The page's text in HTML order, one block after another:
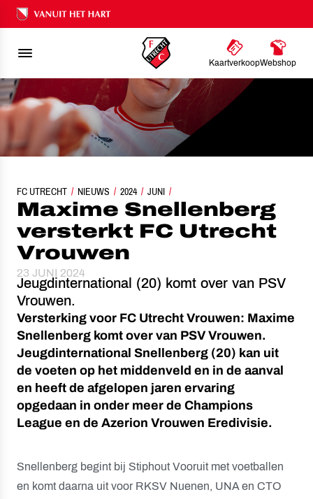
Ons nalatenschap
KaartverkoopWebshop
FC UTRECHT NIEUWS 2024 JUNI
MAXIME SNELLENBERG VERSTERKT FC UTRECHT VROUWEN
Maxime Snellenberg
versterkt FC Utrecht
Vrouwen
23 JUNI 2024
Jeugdinternational (20) komt over van PSV
Vrouwen.
Versterking voor FC Utrecht Vrouwen: Maxime
Snellenberg komt over van PSV Vrouwen.
Jeugdinternational Snellenberg (20) kan uit
de voeten op het middenveld en in de aanval
en heeft de afgelopen jaren ervaring
opgedaan in onder meer de Champions
League en de Azerion Vrouwen Eredivisie.
Snellenberg begint bij Stiphout Vooruit met voetballen
en komt daarna uit voor RKSV Nuenen, UNA en CTO